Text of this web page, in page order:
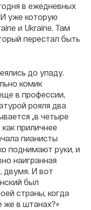
в ежедневных
уже которую
и Ukraine. Там
перестал быть
до упаду.
комик
в профессии,
рояля два
„в четыре
приличнее
пианисты
поднимают руки, и
наигранная
двумя. И вот
был
страны, когда
же в штанах?»